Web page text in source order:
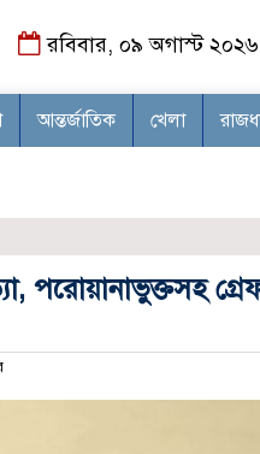
রবিবার, ০৯ অগাস্ট
আন্তর্জাতিক খেলা
পরোয়ানাভুক্তসহ